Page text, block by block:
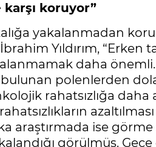
koruyor”
yakalanmadan
Yıldırım, “Erken
daha
polenlerden
rahatsızlığa daha
araştırmada ise
görülmüş.